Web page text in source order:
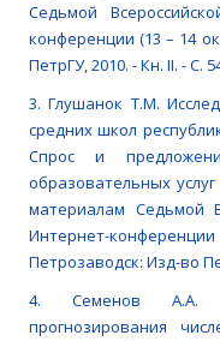
Седьмой
конференции (13 – 14
ПетрГУ, 2010. - Кн. II. - С.
3. Глушанок Т.М.
средних школ
Спрос и
образовательных
материалам Седьмой
Интернет-
Петрозаводск: Изд-во
4. Семенов А.А.
прогнозирования